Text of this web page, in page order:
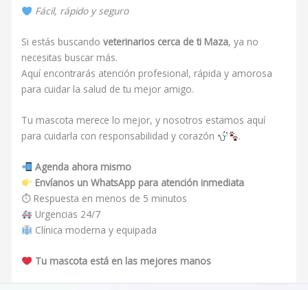
Fácil, rápido y seguro
Si estás buscandoveterinarios cerca de ti Maza, ya no
necesitas buscar más.
Aquí encontrarás atención profesional, rápida y amorosa
para cuidar la salud de tu mejor amigo.
Tu mascota merece lo mejor, y nosotros estamos aquí
para cuidarla con responsabilidad y corazón
.
Agenda ahora mismo
Envíanos un WhatsApp para atención inmediata
⏱ Respuesta en menos de 5 minutos
Urgencias 24/7
Clínica moderna y equipada
Tu mascota está en las mejores manos